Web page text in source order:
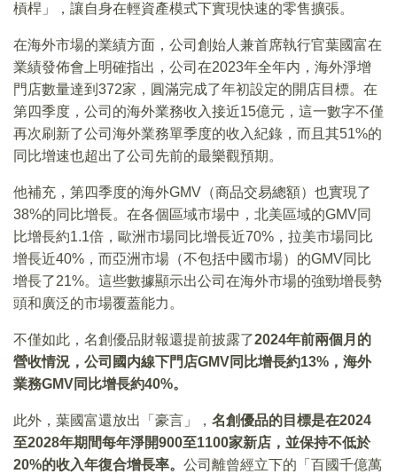
槓桿」，讓自身在輕資產模式下實現快速的零售擴張。
在海外市場的業績方面，公司創始人兼首席執行官葉國富在
業績發佈會上明確指出，公司在2023年全年内，海外淨增
門店數量達到372家，圓滿完成了年初設定的開店目標。在
第四季度，公司的海外業務收入接近15億元，這一數字不僅
再次刷新了公司海外業務單季度的收入紀錄，而且其51%的
同比增速也超出了公司先前的最樂觀預期。
他補充，第四季度的海外GMV（商品交易總額）也實現了
38%的同比增長。在各個區域市場中，北美區域的GMV同
比增長約1.1倍，歐洲市場同比增長近70%，拉美市場同比
增長近40%，而亞洲市場（不包括中國市場）的GMV同比
增長了21%。這些數據顯示出公司在海外市場的強勁增長勢
頭和廣泛的市場覆蓋能力。
不僅如此，名創優品財報還提前披露了2024年前兩個月的
營收情況，公司國内線下門店GMV同比增長約13%，海外
業務GMV同比增長約40%。
此外，葉國富還放出「豪言」， 名創優品的目標是在2024
至2028年期間每年淨開900至1100家新店，並保持不低於
20%的收入年復合增長率。 公司離曾經立下的「百國千億萬